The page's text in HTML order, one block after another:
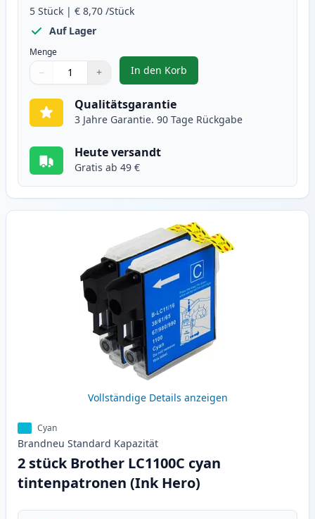
5 Stück | € 8,70 /Stück
Auf Lager
Menge
Verwenden Sie die Tasten, um anzupassen
− +
1
In den Korb
, 5 stück Brother LC1100
Qualitätsgarantie
3 Jahre Garantie. 90 Tage Rückgabe
Heute versandt
Gratis ab 49 €
Vollständige Details anzeigen
Cyan
Brandneu Standard Kapazität
2 stück Brother LC1100C cyan
tintenpatronen (Ink Hero)